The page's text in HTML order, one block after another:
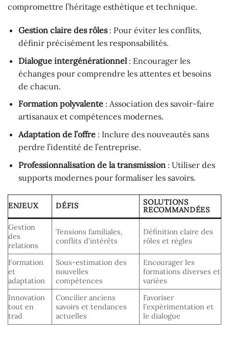
compromettre l’héritage esthétique et technique.
Gestion claire des rôles: Pour éviter les conflits,
définir précisément les responsabilités.
Dialogue intergénérationnel: Encourager les
échanges pour comprendre les attentes et besoins
de chacun.
Formation polyvalente: Association des savoir-faire
artisanaux et compétences modernes.
Adaptation de l’offre: Inclure des nouveautés sans
perdre l’identité de l’entreprise.
Professionnalisation de la transmission: Utiliser des
supports modernes pour formaliser les savoirs.
ENJEUX DÉFIS
SOLUTIONS
RECOMMANDÉES
Gestion
des
relations
Tensions familiales,
conflits d’intérêts
Définition claire des
rôles et règles
Formation
et
adaptation
Sous-estimation des
nouvelles
compétences
Encourager les
formations diverses et
variées
Innovation
tout en
trad
Concilier anciens
savoirs et tendances
actuelles
Favoriser
l’expérimentation et
le dialogue